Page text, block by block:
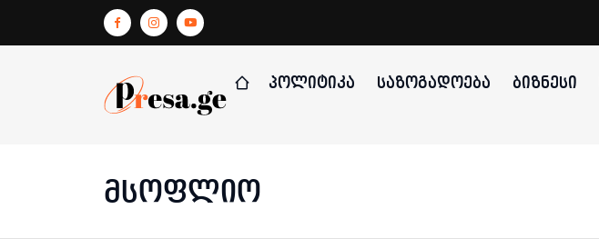
ᲞᲝᲚᲘᲢᲘᲙᲐ ᲡᲐᲖᲝᲒᲐᲓᲝᲔᲑᲐ ᲑᲘᲖᲜᲔᲡᲘ
მსოფლიო